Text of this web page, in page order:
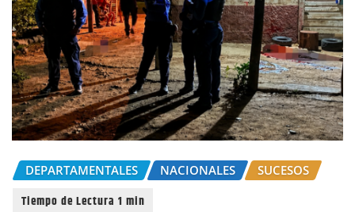
DEPARTAMENTALES NACIONALES SUCESOS